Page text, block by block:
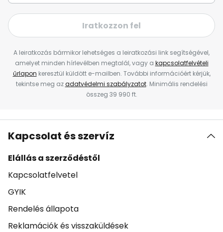
Iratkozzon fel
A leiratkozás bármikor lehetséges a leiratkozási link segítségével,
amelyet minden hírlevélben megtalál, vagy a kapcsolatfelvételi
űrlapon keresztül küldött e-mailben. További információért kérjük,
tekintse meg azadatvédelmi szabályzatot. Minimális rendelési
összeg 39 990 ft.
Kapcsolat és szervíz
Elállás a szerződéstől
Kapcsolatfelvetel
GYIK
Rendelés állapota
Reklamációk és visszaküldések